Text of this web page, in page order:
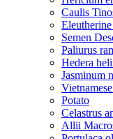
Caulis
Semen
Paliurus
Hedera
Jasminum
Potato
Celastrus
Allii